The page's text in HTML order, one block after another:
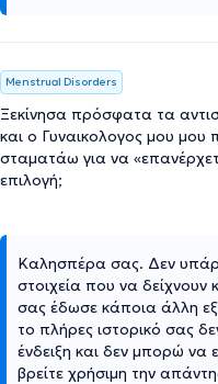
Menstrual Disorders
Ξεκίνησα πρόσφατα τα
και ο Γυναικολογος μου μου
σταματάω για να
επιλογή;
Καλησπέρα σας. Δεν
στοιχεία που να
σας έδωσε κάποια άλλη
το πλήρες ιστορικό σας
ένδειξη και δεν μπορώ να
βρείτε χρήσιμη την